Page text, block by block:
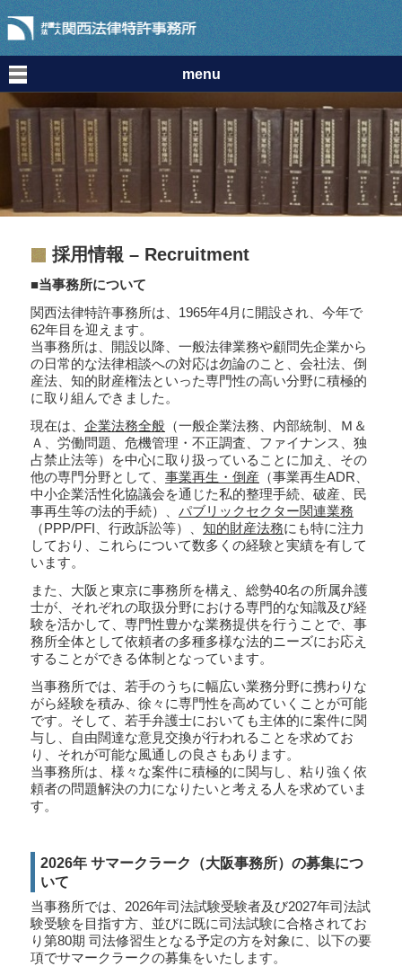
menu
採用情報 – Recruitment
■当事務所について
関西法律特許事務所は、1965年4月に開設され、今年で
62年目を迎えます。
当事務所は、開設以降、一般法律業務や顧問先企業から
の日常的な法律相談への対応は勿論のこと、会社法、倒
産法、知的財産権法といった専門性の高い分野に積極的
に取り組んできました。
現在は、 企業法務全般 （一般企業法務、内部統制、Ｍ＆
Ａ、労働問題、危機管理・不正調査、ファイナンス、独
占禁止法等）を中心に取り扱っていることに加え、その
他の専門分野として、 事業再生・倒産 （事業再生ADR、
中小企業活性化協議会を通じた私的整理手続、破産、民
事再生等の法的手続）、 パブリックセクター関連業務
（PPP/PFI、行政訴訟等）、 知的財産法務にも特に注力
しており、これらについて数多くの経験と実績を有して
います。
また、大阪と東京に事務所を構え、総勢40名の所属弁護
士が、それぞれの取扱分野における専門的な知識及び経
験を活かして、専門性豊かな業務提供を行うことで、事
務所全体として依頼者の多種多様な法的ニーズにお応え
することができる体制となっています。
当事務所では、若手のうちに幅広い業務分野に携わりな
がら経験を積み、徐々に専門性を高めていくことが可能
です。そして、若手弁護士においても主体的に案件に関
与し、自由闊達な意見交換が行われることを求めてお
り、それが可能な風通しの良さもあります。
当事務所は、様々な案件に積極的に関与し、粘り強く依
頼者の問題解決の力になりたいと考える人を求めていま
す。
2026年 サマークラーク（大阪事務所）の募集につ
いて
当事務所では、2026年司法試験受験者及び2027年司法試
験受験を目指す方、並びに既に司法試験に合格されてお
り第80期 司法修習生となる予定の方を対象に、以下の要
項でサマークラークの募集をいたします。